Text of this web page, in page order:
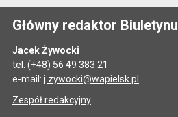
Główny redaktor Biuletynu
Jacek Żywocki
tel. (+48) 56 49 383 21
e-mail: j.zywocki@wapielsk.pl
Zespół redakcyjny